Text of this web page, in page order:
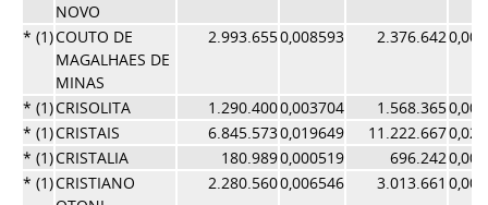
NOVO
* (1)COUTO DE
MAGALHAES DE
MINAS
2.993.6550,008593 2.376.642
* (1)CRISOLITA 1.290.4000,003704 1.568.365
* (1)CRISTAIS 6.845.5730,019649 11.222.667
* (1)CRISTALIA 180.9890,000519 696.242
* (1)CRISTIANO
2.280.5600,006546 3.013.661